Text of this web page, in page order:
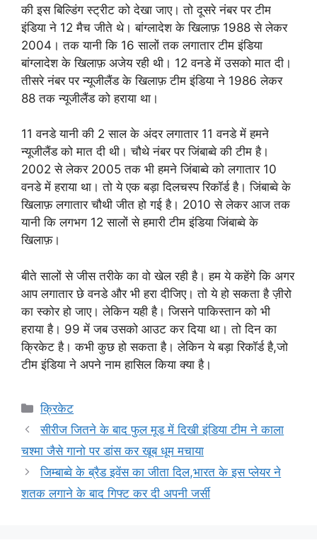
की इस बिल्डिंग स्ट्रीट को देखा जाए। तो दूसरे नंबर पर टीम
इंडिया ने 12 मैच जीते थे। बांग्लादेश के खिलाफ़ 1988 से लेकर
2004। तक यानी कि 16 सालों तक लगातार टीम इंडिया
बांग्लादेश के खिलाफ़ अजेय रही थी। 12 वनडे में उसको मात दी।
तीसरे नंबर पर न्यूजीलैंड के खिलाफ़ टीम इंडिया ने 1986 लेकर
88 तक न्यूजीलैंड को हराया था।
11 वनडे यानी की 2 साल के अंदर लगातार 11 वनडे में हमने
न्यूजीलैंड को मात दी थी। चौथे नंबर पर जिंबाब्वे की टीम है।
2002 से लेकर 2005 तक भी हमने जिंबाब्वे को लगातार 10
वनडे में हराया था। तो ये एक बड़ा दिलचस्प रिकॉर्ड है। जिंबाब्वे के
खिलाफ़ लगातार चौथी जीत हो गई है। 2010 से लेकर आज तक
यानी कि लगभग 12 सालों से हमारी टीम इंडिया जिंबाब्वे के
खिलाफ़।
बीते सालों से जीस तरीके का वो खेल रही है। हम ये कहेंगे कि अगर
आप लगातार छे वनडे और भी हरा दीजिए। तो ये हो सकता है ज़ीरो
का स्कोर हो जाए। लेकिन यही है। जिसने पाकिस्तान को भी
हराया है। 99 में जब उसको आउट कर दिया था। तो दिन का
क्रिकेट है। कभी कुछ हो सकता है। लेकिन ये बड़ा रिकॉर्ड है,जो
टीम इंडिया ने अपने नाम हासिल किया क्या है।
Categories
क्रिकेट
सीरीज जितने के बाद फुल मूड में दिखी इंडिया टीम ने काला
चश्मा जैसे गानो पर डांस कर खूब धूम मचाया
जिम्बाब्वे के ब्रैड इवेंस का जीता दिल,भारत के इस प्लेयर ने
शतक लगाने के बाद गिफ्ट कर दी अपनी जर्सी